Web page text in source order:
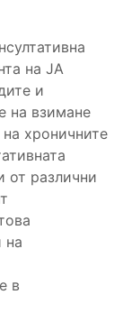
на JA
и
на взимане
хроничните
от различни
на
в